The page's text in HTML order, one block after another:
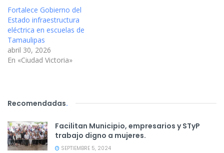
Fortalece Gobierno del
Estado infraestructura
eléctrica en escuelas de
Tamaulipas
abril 30, 2026
En «Ciudad Victoria»
Recomendadas.
Facilitan Municipio, empresarios y STyP
trabajo digno a mujeres.
SEPTIEMBRE 5, 2024